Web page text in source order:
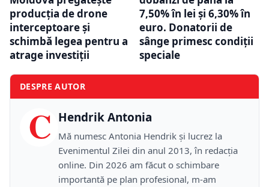
producția de drone
interceptoare și
schimbă legea pentru a
atrage investiții
7,50% în lei și 6,30% în
euro. Donatorii de
sânge primesc condiții
speciale
DESPRE AUTOR
C Hendrik Antonia
Mă numesc Antonia Hendrik și lucrez la
Evenimentul Zilei din anul 2013, în redacția
online. Din 2026 am făcut o schimbare
importantă pe plan profesional, m-am